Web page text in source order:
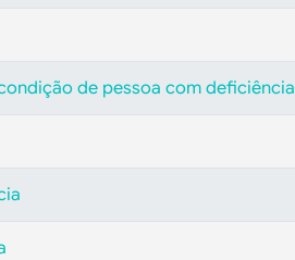
de pessoa com deficiência